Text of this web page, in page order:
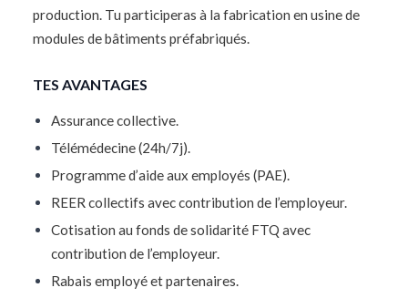
production. Tu participeras à la fabrication en usine de
modules de bâtiments préfabriqués.
TES AVANTAGES
Assurance collective.
Télémédecine (24h/7j).
Programme d’aide aux employés (PAE).
REER collectifs avec contribution de l’employeur.
Cotisation au fonds de solidarité FTQ avec
contribution de l’employeur.
Rabais employé et partenaires.